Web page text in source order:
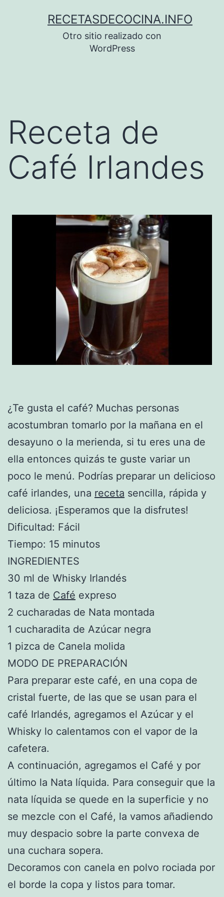
RECETASDECOCINA.INFO
Otro sitio realizado con
WordPress
Receta de
Café Irlandes
¿Te gusta el café? Muchas personas
acostumbran tomarlo por la mañana en el
desayuno o la merienda, si tu eres una de
ella entonces quizás te guste variar un
poco le menú. Podrías preparar un delicioso
café irlandes, una receta sencilla, rápida y
deliciosa. ¡Esperamos que la disfrutes!
Dificultad: Fácil
Tiempo: 15 minutos
INGREDIENTES
30 ml de Whisky Irlandés
1 taza de Café expreso
2 cucharadas de Nata montada
1 cucharadita de Azúcar negra
1 pizca de Canela molida
MODO DE PREPARACIÓN
Para preparar este café, en una copa de
cristal fuerte, de las que se usan para el
café Irlandés, agregamos el Azúcar y el
Whisky lo calentamos con el vapor de la
cafetera.
A continuación, agregamos el Café y por
último la Nata líquida. Para conseguir que la
nata líquida se quede en la superficie y no
se mezcle con el Café, la vamos añadiendo
muy despacio sobre la parte convexa de
una cuchara sopera.
Decoramos con canela en polvo rociada por
el borde la copa y listos para tomar.